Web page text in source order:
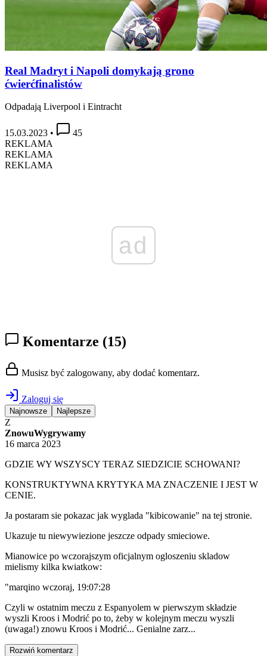
Real Madryt i Napoli domykają grono
ćwierćfinalistów
Odpadają Liverpool i Eintracht
15.03.2023 •
45
REKLAMA
REKLAMA
REKLAMA
ad
Komentarze (15)
Musisz być zalogowany, aby dodać komentarz.
Zaloguj się
Najnowsze Najlepsze
Z
ZnowuWygrywamy
16 marca 2023
GDZIE WY WSZYSCY TERAZ SIEDZICIE SCHOWANI?
KONSTRUKTYWNA KRYTYKA MA ZNACZENIE I JEST W
CENIE.
Ja postaram sie pokazac jak wyglada "kibicowanie" na tej stronie.
Ukazuje tu niewywiezione jeszcze odpady smieciowe.
Mianowice po wczorajszym oficjalnym ogloszeniu skladow
mielismy kilka kwiatkow:
"marqino wczoraj, 19:07:28
Czyli w ostatnim meczu z Espanyolem w pierwszym składzie
wyszli Kroos i Modrić po to, żeby w kolejnym meczu wyszli
(uwaga!) znowu Kroos i Modrić... Genialne zarz...
Rozwiń komentarz